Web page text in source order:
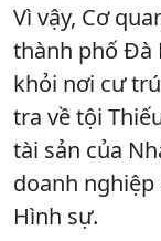
Vì vậy, Cơ
thành phố Đà
khỏi nơi cư
tra về tội
tài sản của
doanh
Hình sự.